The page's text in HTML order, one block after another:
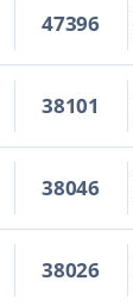
47396
38101
38046
38026